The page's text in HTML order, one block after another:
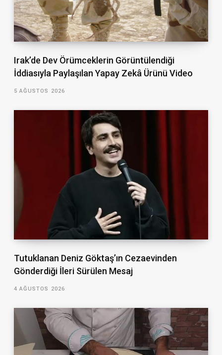
Irak’de Dev Örümceklerin Görüntülendiği
İddiasıyla Paylaşılan Yapay Zekâ Ürünü Video
5 AĞUSTOS 2026
Tutuklanan Deniz Göktaş’ın Cezaevinden
Gönderdiği İleri Sürülen Mesaj
4 AĞUSTOS 2026